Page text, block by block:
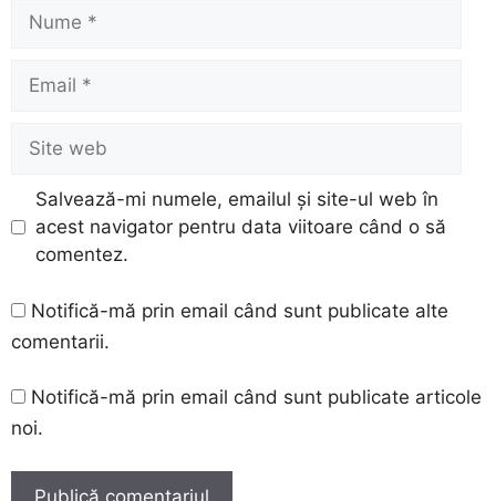
Nume
Email
Site
web
Salvează-mi numele, emailul și site-ul web în
acest navigator pentru data viitoare când o să
comentez.
Notifică-mă prin email când sunt publicate alte
comentarii.
Notifică-mă prin email când sunt publicate articole
noi.